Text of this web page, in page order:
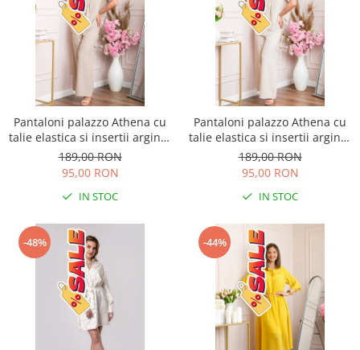
Pantaloni palazzo Athena cu
talie elastica si insertii argintii
- Bej
189,00 RON
95,00 RON
IN STOC
Pantaloni palazzo Athena cu
talie elastica si insertii argintii
- Ecru
189,00 RON
95,00 RON
IN STOC
-48% -44%